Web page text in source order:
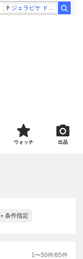
ジェラピケ ドラクエ
ウォッチ 出品
＋条件指定
1〜50件/85件